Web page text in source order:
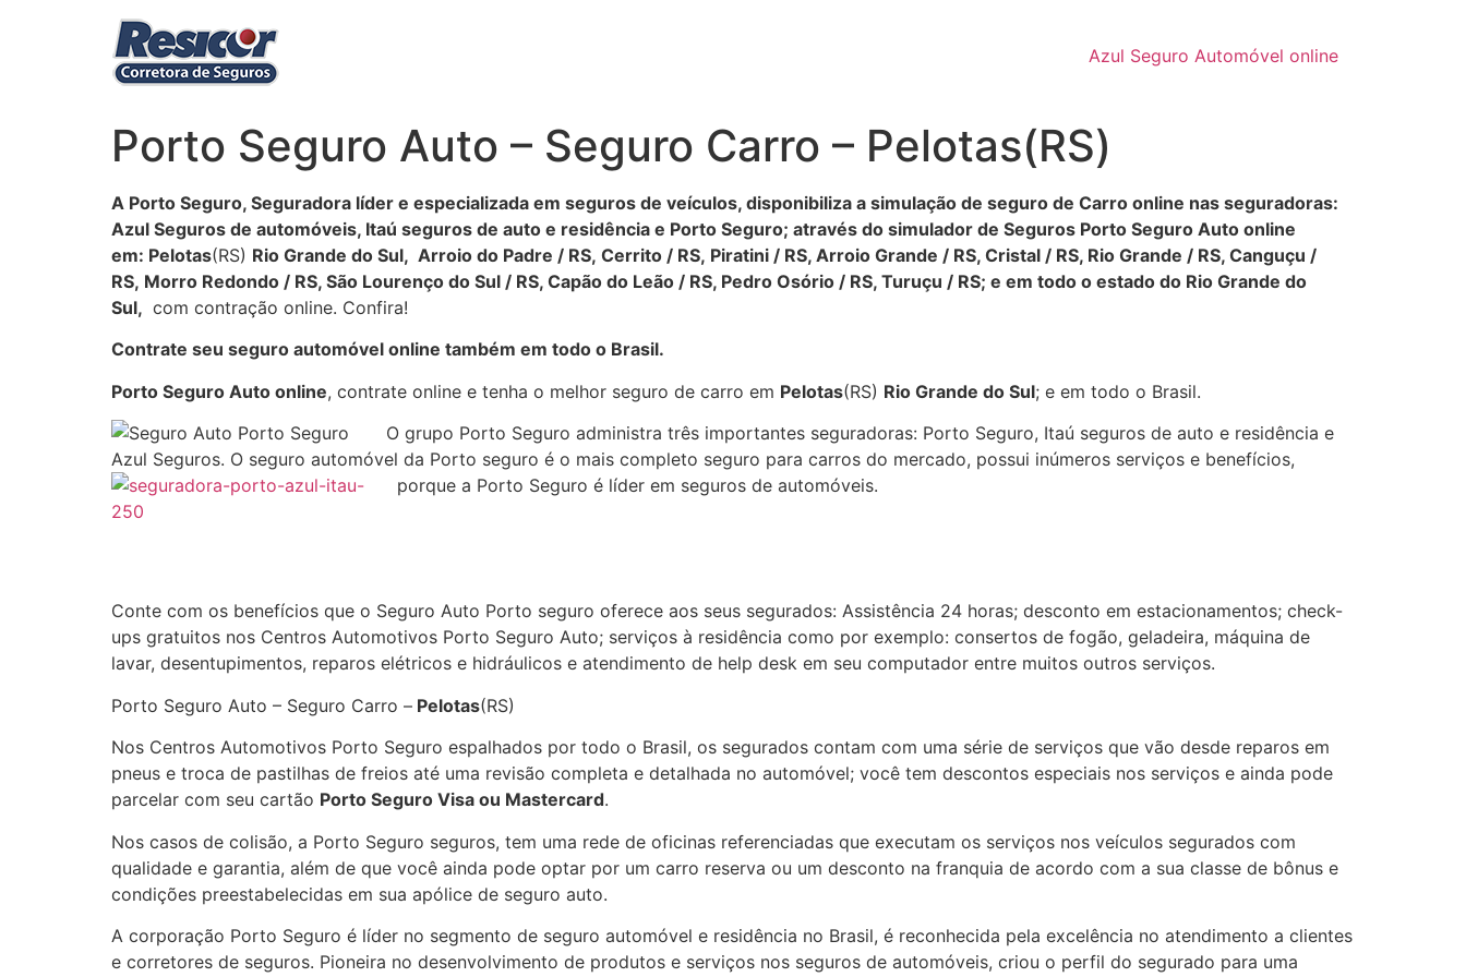
Azul Seguro Automóvel online
Porto Seguro Auto – Seguro Carro – Pelotas(RS)
A Porto Seguro, Seguradora líder e especializada em seguros de veículos, disponibiliza a simulação de seguro de Carro online nas seguradoras:
Azul Seguros de automóveis, Itaú seguros de auto e residência e Porto Seguro; através do simulador de Seguros Porto Seguro Auto online
em: Pelotas(RS) Rio Grande do Sul, Arroio do Padre / RS, Cerrito / RS, Piratini / RS, Arroio Grande / RS, Cristal / RS, Rio Grande / RS, Canguçu /
RS, Morro Redondo / RS, São Lourenço do Sul / RS, Capão do Leão / RS, Pedro Osório / RS, Turuçu / RS; e em todo o estado do Rio Grande do
Sul, com contração online. Confira!
Contrate seu seguro automóvel online também em todo o Brasil.
Porto Seguro Auto online, contrate online e tenha o melhor seguro de carro em Pelotas(RS) Rio Grande do Sul; e em todo o Brasil.
O grupo Porto Seguro administra três importantes seguradoras: Porto Seguro, Itaú seguros de auto e residência e
Azul Seguros. O seguro automóvel da Porto seguro é o mais completo seguro para carros do mercado, possui inúmeros serviços e benefícios,
porque a Porto Seguro é líder em seguros de automóveis.
Conte com os benefícios que o Seguro Auto Porto seguro oferece aos seus segurados: Assistência 24 horas; desconto em estacionamentos; check-
ups gratuitos nos Centros Automotivos Porto Seguro Auto; serviços à residência como por exemplo: consertos de fogão, geladeira, máquina de
lavar, desentupimentos, reparos elétricos e hidráulicos e atendimento de help desk em seu computador entre muitos outros serviços.
Porto Seguro Auto – Seguro Carro – Pelotas(RS)
Nos Centros Automotivos Porto Seguro espalhados por todo o Brasil, os segurados contam com uma série de serviços que vão desde reparos em
pneus e troca de pastilhas de freios até uma revisão completa e detalhada no automóvel; você tem descontos especiais nos serviços e ainda pode
parcelar com seu cartão Porto Seguro Visa ou Mastercard.
Nos casos de colisão, a Porto Seguro seguros, tem uma rede de oficinas referenciadas que executam os serviços nos veículos segurados com
qualidade e garantia, além de que você ainda pode optar por um carro reserva ou um desconto na franquia de acordo com a sua classe de bônus e
condições preestabelecidas em sua apólice de seguro auto.
A corporação Porto Seguro é líder no segmento de seguro automóvel e residência no Brasil, é reconhecida pela excelência no atendimento a clientes
e corretores de seguros. Pioneira no desenvolvimento de produtos e serviços nos seguros de automóveis, criou o perfil do segurado para uma